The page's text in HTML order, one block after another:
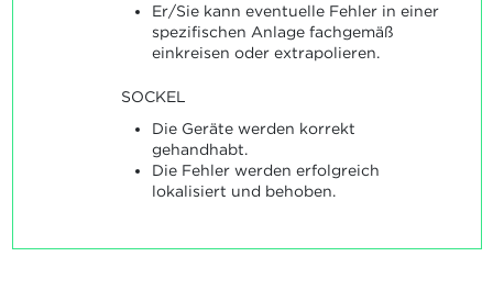
Er/Sie kann eventuelle Fehler in einer
spezifischen Anlage fachgemäß
einkreisen oder extrapolieren.
SOCKEL
Die Geräte werden korrekt
gehandhabt.
Die Fehler werden erfolgreich
lokalisiert und behoben.